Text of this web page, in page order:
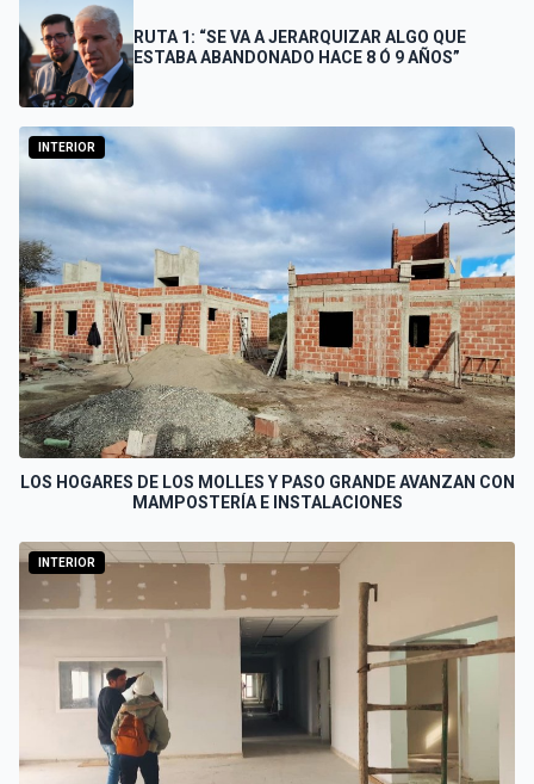
RUTA 1: “SE VA A JERARQUIZAR ALGO QUE
ESTABA ABANDONADO HACE 8 Ó 9 AÑOS”
INTERIOR
LOS HOGARES DE LOS MOLLES Y PASO GRANDE AVANZAN CON
MAMPOSTERÍA E INSTALACIONES
INTERIOR